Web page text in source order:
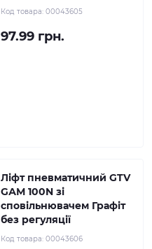
Код товара: 00043605
97.99 грн.
Ліфт пневматичний GTV
GАМ 100N зі
сповільнювачем Графіт
без регуляції
Код товара: 00043606